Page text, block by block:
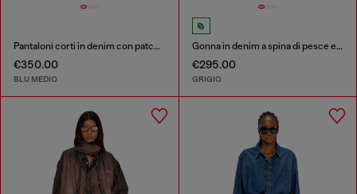
Pantaloni corti in denim con patch effetto shadow
€350.00
BLU MEDIO
Gonna in denim a spina di pesce effetto distressed
€295.00
GRIGIO